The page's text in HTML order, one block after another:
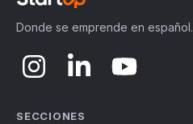
Donde se emprende en español.
SECCIONES